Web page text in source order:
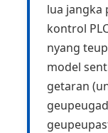
lua jangka
kontrol
nyang
model
getaran